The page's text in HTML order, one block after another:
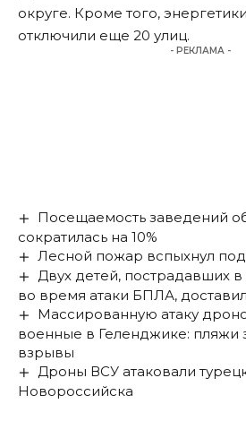
округе. Кроме того,
отключили еще 20 улиц.
- РЕКЛАМА -
Посещаемость заведений
сократилась на 10%
Лесной пожар вспыхнул
Двух детей, пострадавших
во время атаки БПЛА,
Массированную атаку
военные в Геленджике: пляжи
взрывы
Дроны ВСУ атаковали
Новороссийска